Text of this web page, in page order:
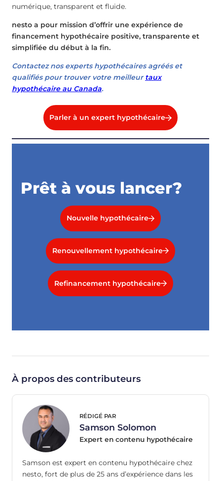
numérique, transparent et fluide.
nesto a pour mission d’offrir une expérience de
financement hypothécaire positive, transparente et
simplifiée du début à la fin.
Contactez nos experts hypothécaires agréés et
qualifiés pour trouver votre meilleurtaux
hypothécaire au Canada.
Parler à un expert hypothécaire
Prêt à vous lancer?
Nouvelle hypothécaire
Renouvellement hypothécaire
Refinancement hypothécaire
À propos des contributeurs
RÉDIGÉ PAR
Samson Solomon
Expert en contenu hypothécaire
Samson est expert en contenu hypothécaire chez
nesto, fort de plus de 25 ans d’expérience dans les